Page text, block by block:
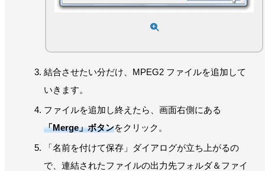
結合させたい分だけ、MPEG2 ファイルを追加して
いきます。
ファイルを追加し終えたら、画面右側にある
「Merge」ボタンをクリック。
「名前を付けて保存」ダイアログが立ち上がるの
で、連結されたファイルの出力先フォルダ＆ファイ